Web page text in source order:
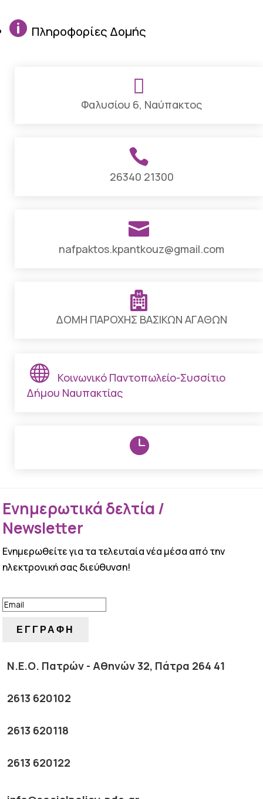
 Πληροφορίες Δομής

Φαλυσίου 6, Ναύπακτος

26340 21300

nafpaktos.kpantkouz@gmail.com

ΔΟΜΗ ΠΑΡΟΧΗΣ ΒΑΣΙΚΩΝ ΑΓΑΘΩΝ

Κοινωνικό Παντοπωλείο-Συσσίτιο
Δήμου Ναυπακτίας

Ενημερωτικά δελτία /
Newsletter
Ενημερωθείτε για τα τελευταία νέα μέσα από την
ηλεκτρονική σας διεύθυνση!
ΕΓΓΡΑΦΗ
Ν.Ε.Ο. Πατρών - Αθηνών 32, Πάτρα 264 41
2613 620102
2613 620118
2613 620122